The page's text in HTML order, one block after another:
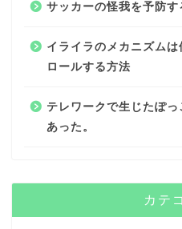
サッカーの怪我を予防す
イライラのメカニズム
ロールする方法
テレワークで生じたぽ
あった。
カテ